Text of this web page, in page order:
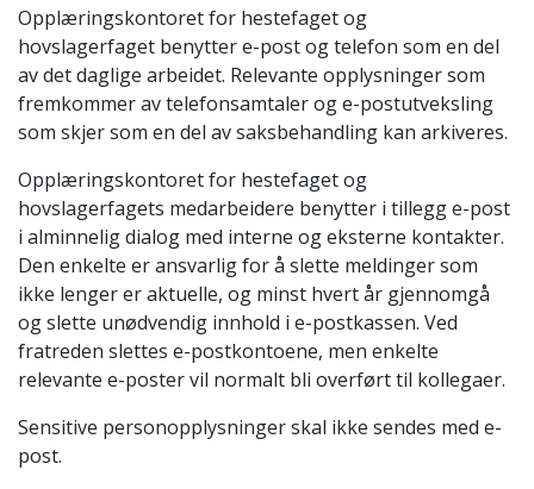
Opplæringskontoret for hestefaget og
hovslagerfaget benytter e-post og telefon som en del
av det daglige arbeidet. Relevante opplysninger som
fremkommer av telefonsamtaler og e-postutveksling
som skjer som en del av saksbehandling kan arkiveres.
Opplæringskontoret for hestefaget og
hovslagerfagets medarbeidere benytter i tillegg e-post
i alminnelig dialog med interne og eksterne kontakter.
Den enkelte er ansvarlig for å slette meldinger som
ikke lenger er aktuelle, og minst hvert år gjennomgå
og slette unødvendig innhold i e-postkassen. Ved
fratreden slettes e-postkontoene, men enkelte
relevante e-poster vil normalt bli overført til kollegaer.
Sensitive personopplysninger skal ikke sendes med e-
post.